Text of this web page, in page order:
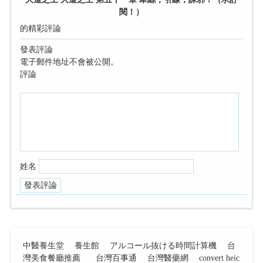
閱！）
的精彩評論
發表評論
電子郵件地址不會被公開。
評論
姓名
中醫養生堂 養生館 アルコール抜ける時間計算機
台
灣美食餐廳推薦
台灣百事通 台灣醫藥網 convert heic